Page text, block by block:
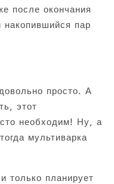
после окончания
накопившийся пар
просто. А
этот
необходим! Ну, а
мультиварка
только планирует